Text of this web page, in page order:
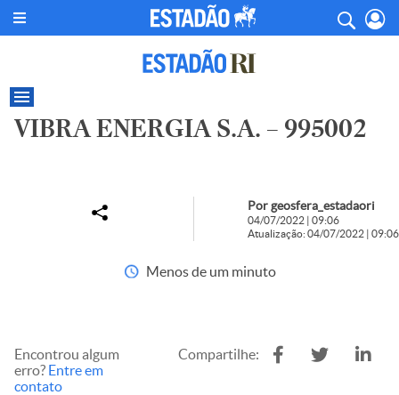
VIBRA ENERGIA S.A. – 995002
Por geosfera_estadaori
04/07/2022 | 09:06
Atualização: 04/07/2022 | 09:06
Menos de um minuto
Encontrou algum
erro? Entre em
contato
Compartilhe: